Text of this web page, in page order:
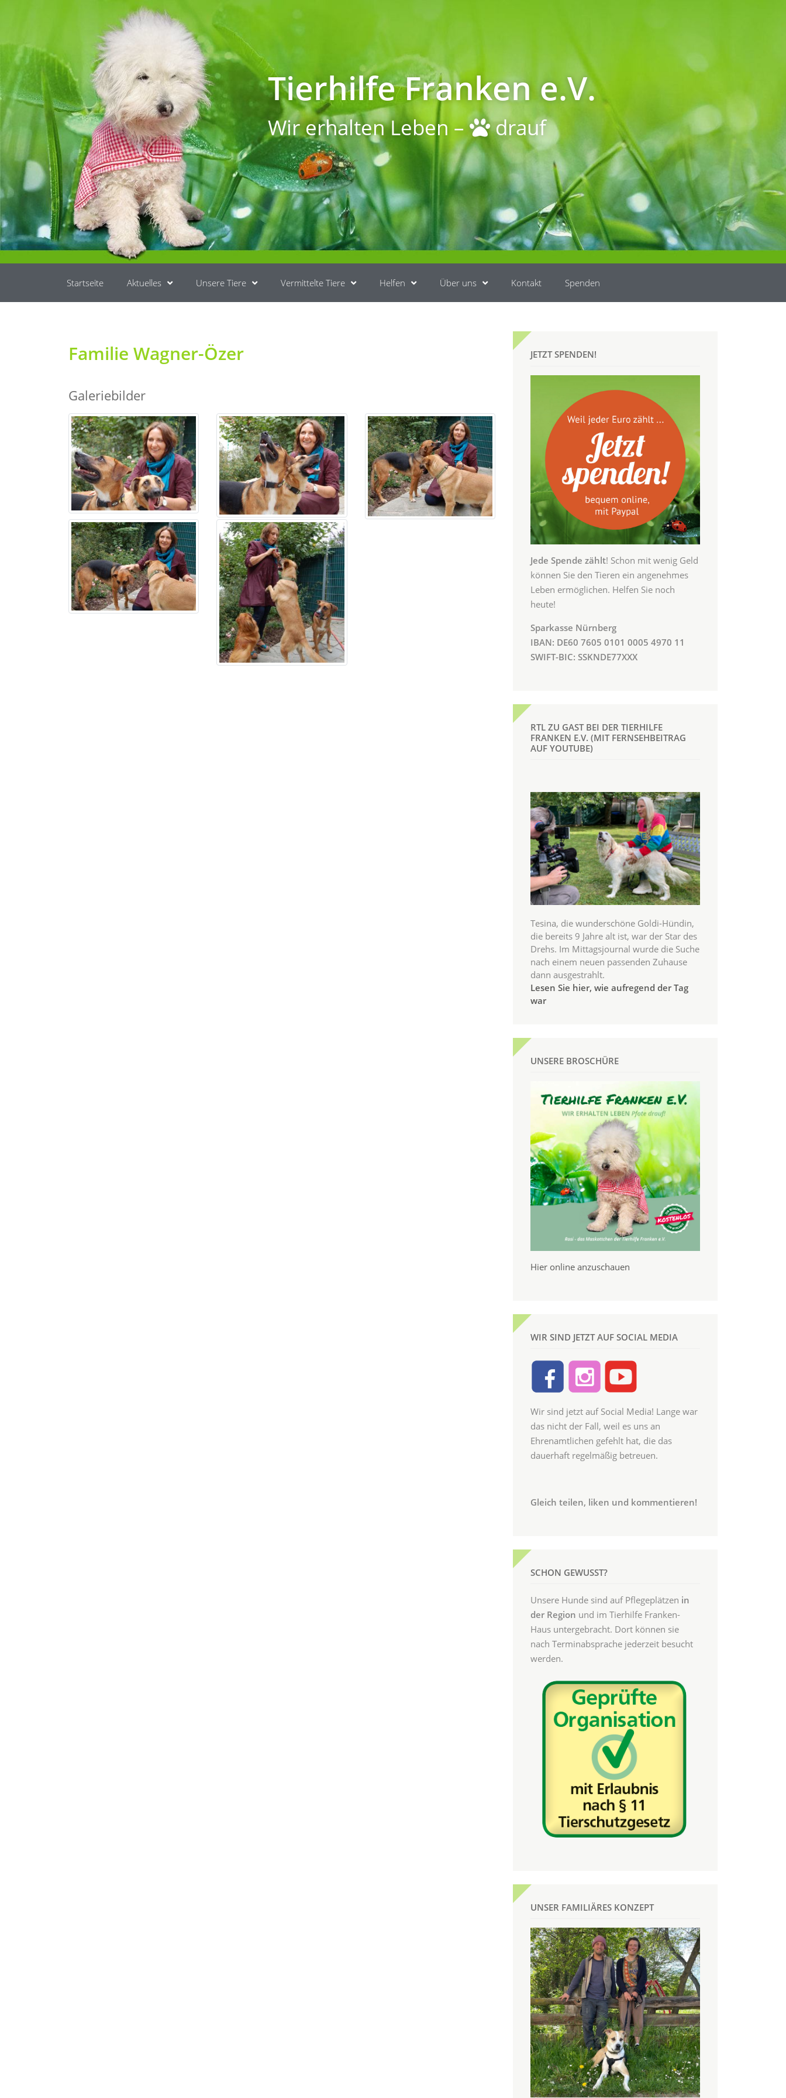
Tierhilfe Franken e.V.
Wir erhalten Leben – drauf
Startseite Aktuelles Unsere Tiere Vermittelte Tiere Helfen Über uns Kontakt Spenden
Familie Wagner-Özer
Galeriebilder
JETZT SPENDEN!
Jede Spende zählt! Schon mit wenig Geld
können Sie den Tieren ein angenehmes
Leben ermöglichen. Helfen Sie noch
heute!
Sparkasse Nürnberg
IBAN: DE60 7605 0101 0005 4970 11
SWIFT-BIC: SSKNDE77XXX
RTL ZU GAST BEI DER TIERHILFE
FRANKEN E.V. (MIT FERNSEHBEITRAG
AUF YOUTUBE)
Tesina, die wunderschöne Goldi-Hündin,
die bereits 9 Jahre alt ist, war der Star des
Drehs. Im Mittagsjournal wurde die Suche
nach einem neuen passenden Zuhause
dann ausgestrahlt.
Lesen Sie hier, wie aufregend der Tag
war
UNSERE BROSCHÜRE
Hier online anzuschauen
WIR SIND JETZT AUF SOCIAL MEDIA
Wir sind jetzt auf Social Media! Lange war
das nicht der Fall, weil es uns an
Ehrenamtlichen gefehlt hat, die das
dauerhaft regelmäßig betreuen.
Gleich teilen, liken und kommentieren!
SCHON GEWUSST?
Unsere Hunde sind auf Pflegeplätzen in
der Region und im Tierhilfe Franken-
Haus untergebracht. Dort können sie
nach Terminabsprache jederzeit besucht
werden.
UNSER FAMILIÄRES KONZEPT